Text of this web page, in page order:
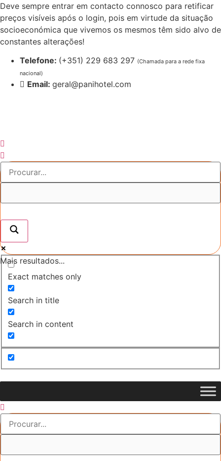
Pular
para
o
conteúdo
Deve sempre entrar em contacto connosco para retificar
preços visíveis após o login, pois em virtude da situação
socioeconómica que vivemos os mesmos têm sido alvo de
constantes alterações!
Telefone: (+351) 229 683 297 (Chamada para a rede fixa
nacional)
Email: geral@panihotel.com
Mais resultados...
Exact matches only
Search in title
Search in content